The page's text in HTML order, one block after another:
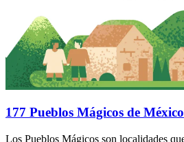
177 Pueblos Mágicos de México
Los Pueblos Mágicos son localidades